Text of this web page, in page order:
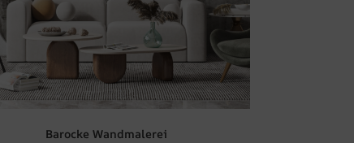
Barocke Wandmalerei